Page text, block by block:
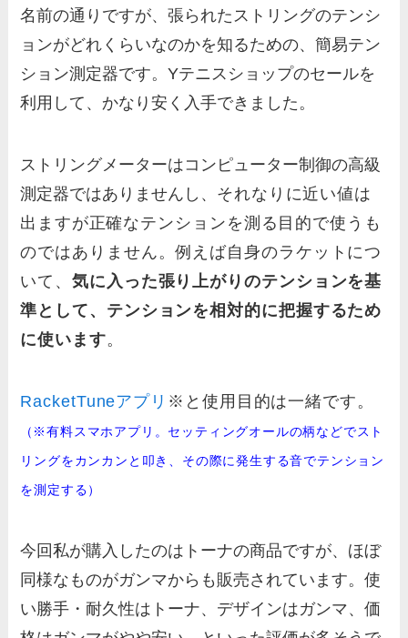
名前の通りですが、張られたストリングのテンシ
ョンがどれくらいなのかを知るための、簡易テン
ション測定器です。Yテニスショップのセールを
利用して、かなり安く入手できました。
ストリングメーターはコンピューター制御の高級
測定器ではありませんし、 それなりに近い値は
出ますが正確なテンションを測る目的で使うも
のではありません。例えば自身のラケットにつ
いて、気に入った張り上がりのテンションを基
準として、テンションを相対的に把握するため
に使います。
RacketTuneアプリ ※と使用目的は一緒です。
（ ※有料スマホアプリ。セッティングオールの柄などでスト
リングをカンカンと叩き、その際に発生する音でテンション
を測定する）
今回私が購入したのはトーナの商品ですが、ほぼ
同様なものがガンマからも販売されています。使
い勝手・耐久性はトーナ、デザインはガンマ、価